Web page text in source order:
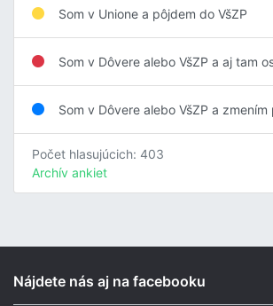
Som v Unione a pôjdem do VšZP
Som v Dôvere alebo VšZP a aj tam
Som v Dôvere alebo VšZP a zmením
Počet hlasujúcich: 403
Archív ankiet
Nájdete nás aj na facebooku